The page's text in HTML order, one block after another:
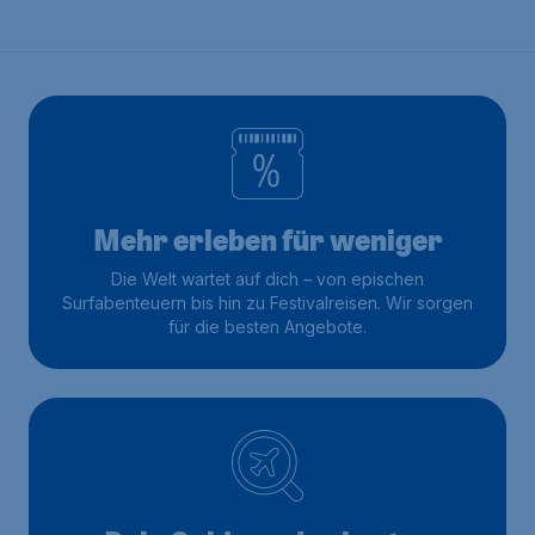
Mehr erleben für weniger
Die Welt wartet auf dich – von epischen
Surfabenteuern bis hin zu Festivalreisen. Wir sorgen
für die besten Angebote.